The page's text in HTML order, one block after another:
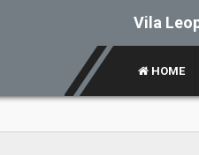
Vila
HOME